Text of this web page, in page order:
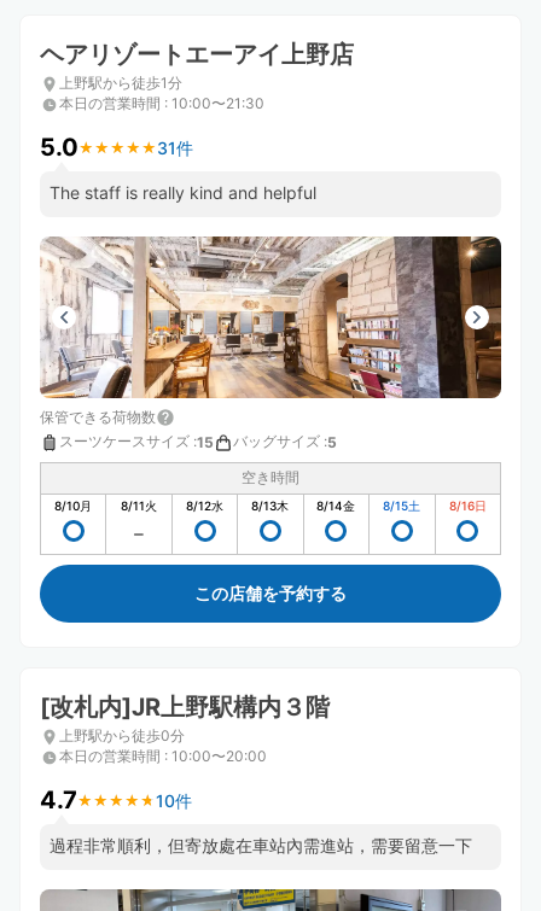
ヘアリゾートエーアイ上野店
上野駅から徒歩1分
本日の営業時間 : 10:00〜21:30
5.0★ ★ ★ ★ ★
★ ★ ★ ★ ★ 31件
The staff is really kind and helpful
保管できる荷物数
スーツケースサイズ :15 バッグサイズ :5
空き時間
8/10月 8/11火 8/12水 8/13木 8/14金 8/15土 8/16日
この店舗を予約する
[改札内]JR上野駅構内３階
上野駅から徒歩0分
本日の営業時間 : 10:00〜20:00
4.7★ ★ ★ ★ ★
★ ★ ★ ★ ★ 10件
過程非常順利，但寄放處在車站內需進站，需要留意一下